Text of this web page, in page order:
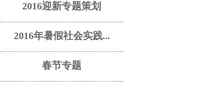
2016迎新专题策划
2016年暑假社会实践...
春节专题